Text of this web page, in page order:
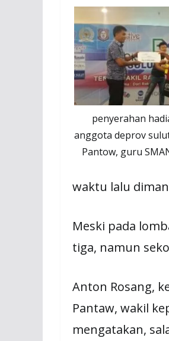
penyerahan
anggota deprov
Pantow, guru
waktu lalu
Meski pada
tiga, namun
Anton Rosang,
Pantaw, wakil
mengatakan,